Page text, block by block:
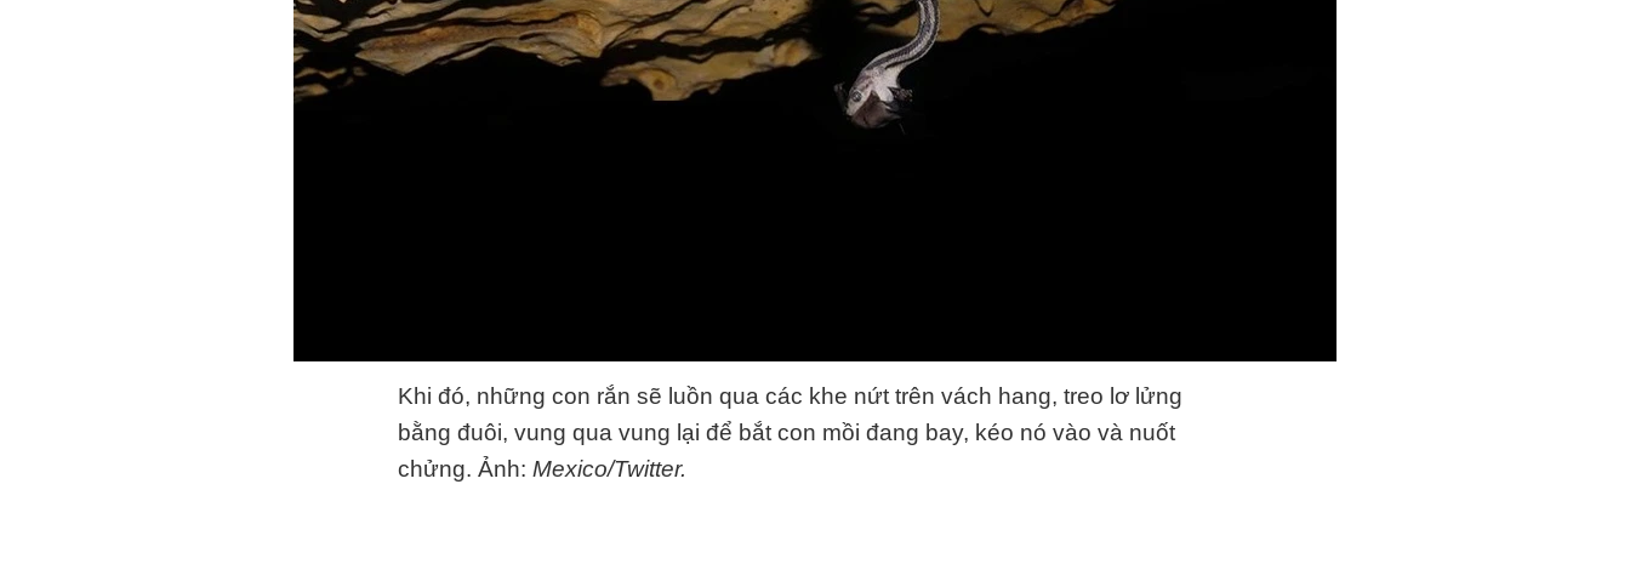
Khi đó, những con rắn sẽ luồn qua các khe nứt trên vách hang, treo lơ lửng
bằng đuôi, vung qua vung lại để bắt con mồi đang bay, kéo nó vào và nuốt
chửng. Ảnh: Mexico/Twitter.